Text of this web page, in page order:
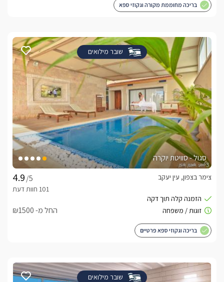
בריכה מחוממת מקורה וגקוזי ספא
שובר מילואים
סגול - סוויטת יוקרה
/5
צימר בצפון, עין יעקב
החל מ- ₪1500
בריכה וגקוזי ספא פרטיים
שובר מילואים